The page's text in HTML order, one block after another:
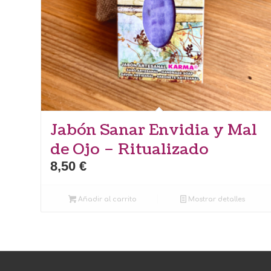
5.00
Jabón Sanar Envidia y Mal
de Ojo – Ritualizado
8,50 €
Añadir al carrito Mostrar detalles